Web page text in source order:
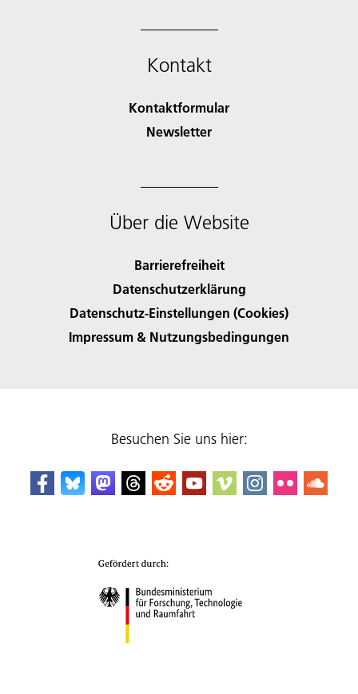
Kontakt
Kontaktformular
Newsletter
Über die Website
Barrierefreiheit
Datenschutzerklärung
Datenschutz-Einstellungen (Cookies)
Impressum & Nutzungsbedingungen
Besuchen Sie uns hier: